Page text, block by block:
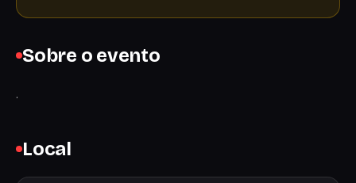
Sobre o evento
.
Local